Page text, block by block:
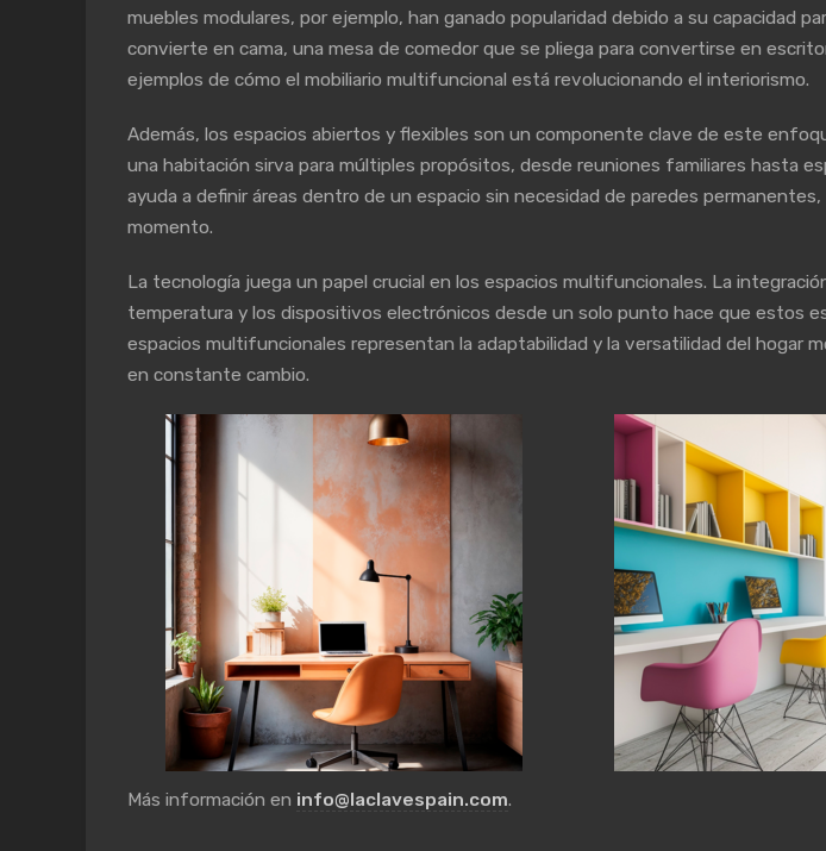
muebles modulares, por ejemplo, han ganado popularidad debido a su capacidad
convierte en cama, una mesa de comedor que se pliega para convertirse en
ejemplos de cómo el mobiliario multifuncional está revolucionando el interiorismo.
Además, los espacios abiertos y flexibles son un componente clave de este
una habitación sirva para múltiples propósitos, desde reuniones familiares hasta
ayuda a definir áreas dentro de un espacio sin necesidad de paredes
momento.
La tecnología juega un papel crucial en los espacios multifuncionales. La
temperatura y los dispositivos electrónicos desde un solo punto hace que estos
espacios multifuncionales representan la adaptabilidad y la versatilidad del hogar
en constante cambio.
Más información en info@laclavespain.com.